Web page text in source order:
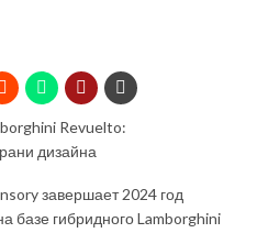
завершает 2024 год
базе гибридного Lamborghini